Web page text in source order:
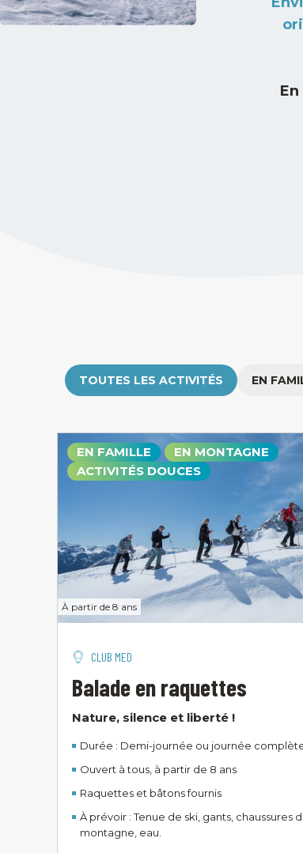
TOUTES LES ACTIVITÉS EN
À partir de 8 ans
CLUB MED
Balade en raquettes
Nature, silence et liberté !
Durée : Demi-journée ou journée
Ouvert à tous, à partir de 8 ans
Raquettes et bâtons fournis
À prévoir : Tenue de ski, gants, chaussures
montagne, eau.
EN FAMILLE
EN MONTAGNE
ACTIVITÉS DOUCES